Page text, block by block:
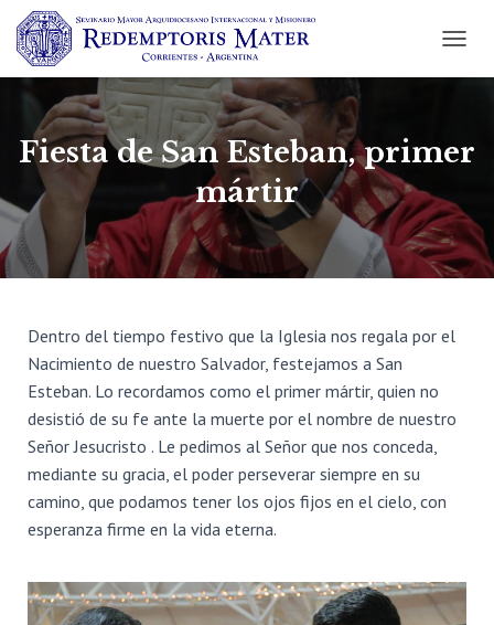
A
A
M
O
D
O
Fiesta de San Esteban, primer
mártir
Dentro del tiempo festivo que la Iglesia nos regala por el
Nacimiento de nuestro Salvador, festejamos a San
Esteban. Lo recordamos como el primer mártir, quien no
desistió de su fe ante la muerte por el nombre de nuestro
Señor Jesucristo . Le pedimos al Señor que nos conceda,
mediante su gracia, el poder perseverar siempre en su
camino, que podamos tener los ojos fijos en el cielo, con
esperanza firme en la vida eterna.